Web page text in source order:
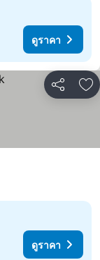
ดูราคา
แชร์ เ
ดูราคา